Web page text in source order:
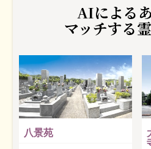
AIによる
マッチする
八景苑